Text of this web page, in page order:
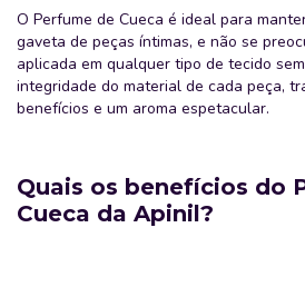
O Perfume de Cueca é ideal para
gaveta de peças íntimas, e não se
aplicada em qualquer tipo de tecido
integridade do material de cada peça,
benefícios e um aroma espetacular.
Quais os benefícios do
Cueca da Apinil?